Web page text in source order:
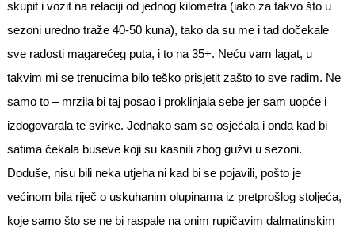
skupit i vozit na relaciji od jednog kilometra (iako za takvo što u
sezoni uredno traže 40-50 kuna), tako da su me i tad dočekale
sve radosti magarećeg puta, i to na 35+. Neću vam lagat, u
takvim mi se trenucima bilo teško prisjetit zašto to sve radim. Ne
samo to – mrzila bi taj posao i proklinjala sebe jer sam uopće i
izdogovarala te svirke. Jednako sam se osjećala i onda kad bi
satima čekala buseve koji su kasnili zbog gužvi u sezoni.
Doduše, nisu bili neka utjeha ni kad bi se pojavili, pošto je
većinom bila riječ o uskuhanim olupinama iz pretprošlog stoljeća,
koje samo što se ne bi raspale na onim rupičavim dalmatinskim